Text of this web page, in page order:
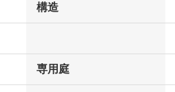
構造
専用庭